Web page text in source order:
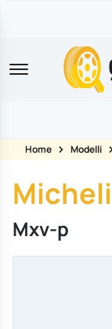
Home Modelli
Mxv-p